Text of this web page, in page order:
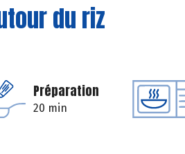
du riz
Préparation
20 min